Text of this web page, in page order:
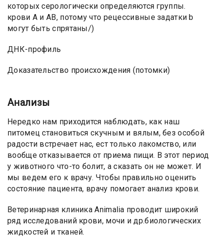
которых серологически определяются группы.
крови А и АВ, потому что рецессивные задатки b
могут быть спрятаны/)
ДНК-профиль
Доказательство происхождения (потомки)
Анализы
Нередко нам приходится наблюдать, как наш
питомец становиться скучным и вялым, без особой
радости встречает нас, ест только лакомство, или
вообще отказывается от приема пищи. В этот период
у животного что-то болит, а сказать он не может. И
мы ведем его к врачу. Чтобы правильно оценить
состояние пациента, врачу помогает анализ крови.
Ветеринарная клиника Animalia проводит широкий
ряд исследований крови, мочи и др.биологических
жидкостей и тканей.